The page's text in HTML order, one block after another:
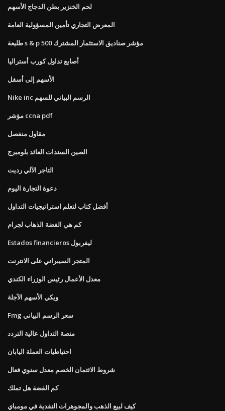
لحم الخنزير بطن الدجاج الأسهم
المعرض التجاري تأمين المسؤولية العامة
طليعة s & p 500 مؤشر صناديق الاستثمار المشترك
أصابع تداول كورب أستراليا
الأسهم إلى أسفل
Nike inc الرسم البياني للسهم
مؤشر ccna pdf
مقاول منفصل
الصين السندات العائد بلومبرج
التاجر الآلي رديت
دعوة التجارة اليوم
أفضل كتاب لتعلم استراتيجيات التداول
كم هي الفضة الذهاب لجرام
Estados financieros ليفربول
المتجر السيبراني على الانترنت
معدل الأعمال رئيس الوزراء الكندي
ويكي الأسهم الآجلة
Fmg سعر الرسم البياني
منصة التداول عالية التردد
احتياطيات العملة اليابان
شروط الائتمان الخصم معدل سنوي فعال
كم الفضة هل تملك
كيف لبيع الذهب والمجوهرات النقدية في مومباي